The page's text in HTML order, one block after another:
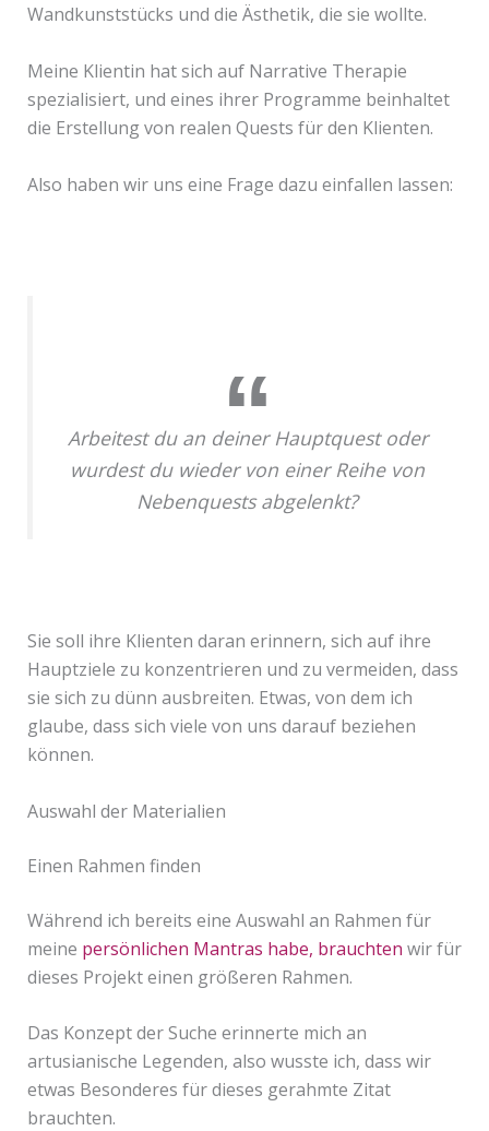
Wandkunststücks und die Ästhetik, die sie wollte.
Meine Klientin hat sich auf Narrative Therapie
spezialisiert, und eines ihrer Programme beinhaltet
die Erstellung von realen Quests für den Klienten.
Also haben wir uns eine Frage dazu einfallen lassen:
Arbeitest du an deiner Hauptquest oder
wurdest du wieder von einer Reihe von
Nebenquests abgelenkt?
Sie soll ihre Klienten daran erinnern, sich auf ihre
Hauptziele zu konzentrieren und zu vermeiden, dass
sie sich zu dünn ausbreiten. Etwas, von dem ich
glaube, dass sich viele von uns darauf beziehen
können.
Auswahl der Materialien
Einen Rahmen finden
Während ich bereits eine Auswahl an Rahmen für
meine persönlichen Mantras habe, brauchten wir für
dieses Projekt einen größeren Rahmen.
Das Konzept der Suche erinnerte mich an
artusianische Legenden, also wusste ich, dass wir
etwas Besonderes für dieses gerahmte Zitat
brauchten.